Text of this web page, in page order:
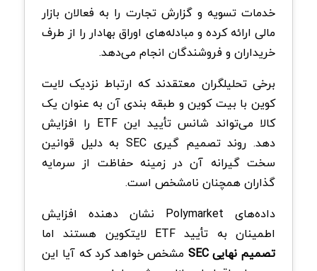
خدمات تسویه و گزارش تجارت را به فعالان بازار
مالی ارائه کرده و مبادله‌های اوراق بهادار را از طرف
خریداران و فروشندگان انجام می‌دهد.
برخی تحلیلگران معتقدند که ارتباط نزدیک لایت
کوین با بیت کوین و طبقه‌ بندی آن به عنوان یک
کالا می‌تواند شانس تأیید این ETF را افزایش
دهد. روند تصمیم‌ گیری SEC به دلیل قوانین
سخت‌ گیرانه آن در زمینه حفاظت از سرمایه‌
گذاران همچنان نامشخص است.
داده‌های Polymarket نشان‌ دهنده افزایش
اطمینان به تأیید ETF لایتکوین هستند اما
تصمیم نهایی SEC
مشخص خواهد کرد که آیا این